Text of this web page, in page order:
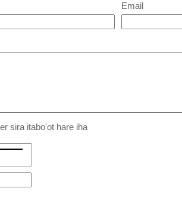
Email
sira itabo'ot hare iha